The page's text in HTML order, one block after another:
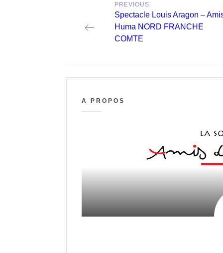
navigation
PREVIOUS
Previous
post:
Spectacle Louis Aragon –
Huma NORD FRANCHE
COMTE
A PROPOS